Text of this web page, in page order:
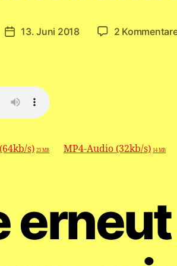
Veröffentlichungsdatum
13. Juni 2018 2
s) 23 MB MP4-Audio (32kb/s) 14 MB
erneut